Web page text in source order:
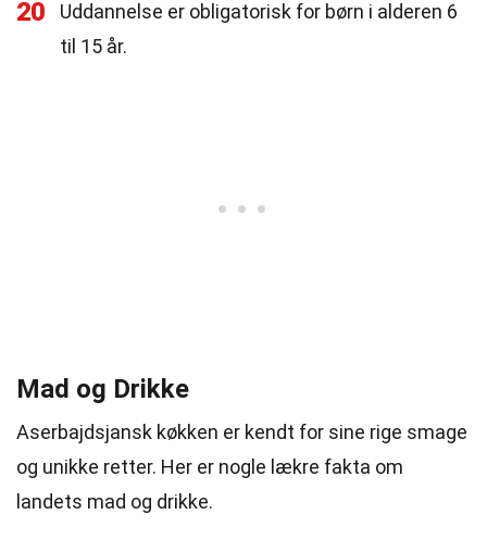
20
Uddannelse er obligatorisk for børn i alderen 6
til 15 år.
Mad og Drikke
Aserbajdsjansk køkken er kendt for sine rige smage
og unikke retter. Her er nogle lækre fakta om
landets mad og drikke.